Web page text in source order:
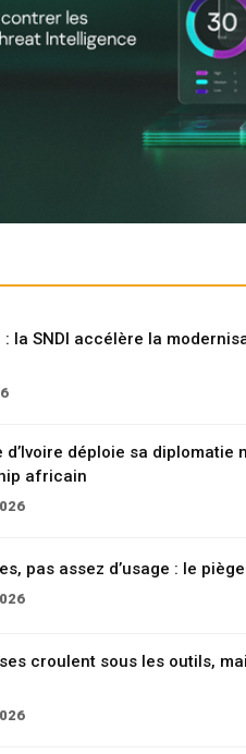
: la SNDI accélère la
d’Ivoire déploie sa
africain
pas assez d’usage : le
croulent sous les outils,